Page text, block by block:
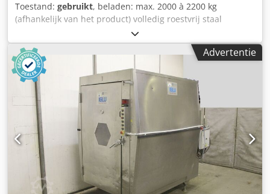
Toestand: gebruikt, beladen: max. 2000 à 2200 kg
(afhankelijk van het product) volledig roestvrij staal
vacuümpomp niet inbegrepen Lutetia sturing traploze
snelheid kantelen van de drum bij lossen 1 waterfilter
afmetingen (l x b x h): ± 3.600 x 1.550 x 1.990 mm Codpfx
Acozhk Aieweha
Advertentie